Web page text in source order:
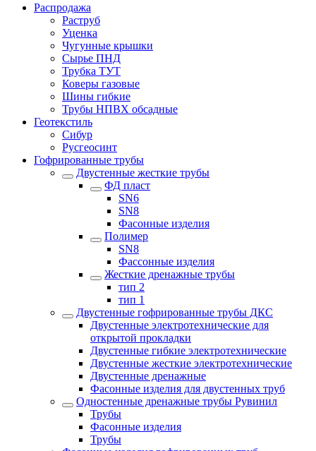
Распродажа
Раструб
Уценка
Чугунные крышки
Сырье ПНД
Трубка ТУТ
Коверы газовые
Шины гибкие
Трубы НПВХ обсадные
Геотекстиль
Сибур
Русгеосинт
Гофрированные трубы
Двустенные жесткие трубы
ФД пласт
SN6
SN8
Фасонные изделия
Полимер
SN8
Фассонные изделия
Жесткие дренажные трубы
тип 2
тип 1
Двустенные гофрированные трубы ДКС
Двустенные электротехнические для
открытой прокладки
Двустенные гибкие электротехнические
Двустенные жесткие электротехнические
Двустенные дренажные
Фасонные изделия для двустенных труб
Одностенные дренажные трубы Рувинил
Трубы
Фасонные изделия
Трубы